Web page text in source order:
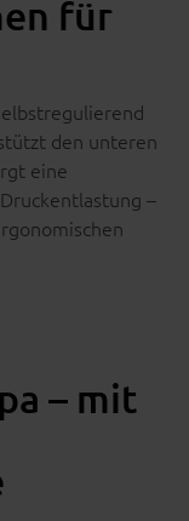
für
den unteren
eine
–
– mit